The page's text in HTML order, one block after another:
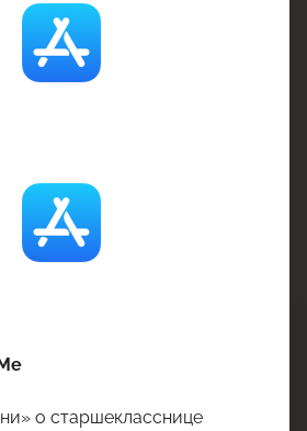
о старшекласснице